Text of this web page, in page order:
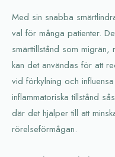
Med sin snabba
val för många patienter.
smärttillstånd som
kan det användas för att
vid förkylning och
inflammatoriska tillstånd
där det hjälper till att
rörelseförmågan.